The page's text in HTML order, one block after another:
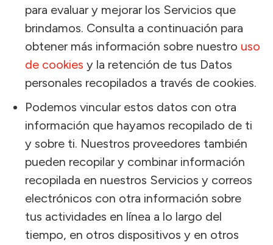
para evaluar y mejorar los Servicios que
brindamos. Consulta a continuación para
obtener más información sobre nuestro uso
de cookies y la retención de tus Datos
personales recopilados a través de cookies.
Podemos vincular estos datos con otra
información que hayamos recopilado de ti
y sobre ti. Nuestros proveedores también
pueden recopilar y combinar información
recopilada en nuestros Servicios y correos
electrónicos con otra información sobre
tus actividades en línea a lo largo del
tiempo, en otros dispositivos y en otros